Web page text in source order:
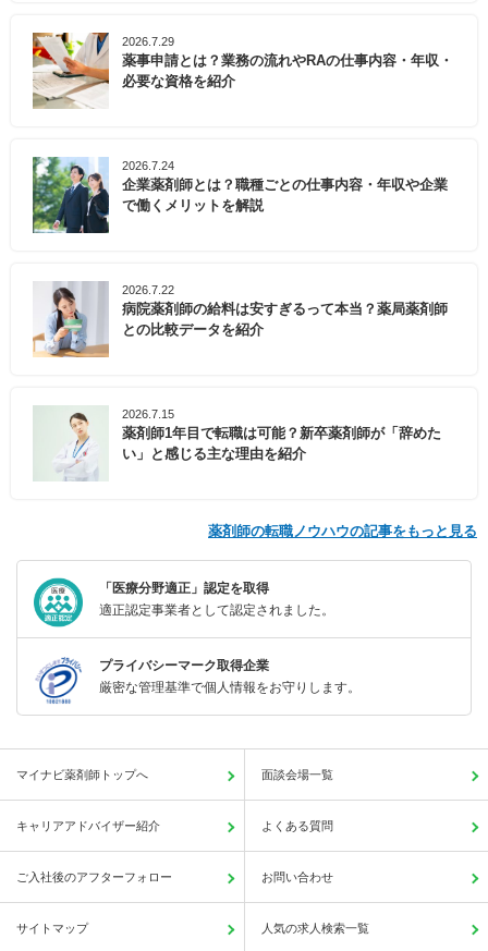
2026.7.29
薬事申請とは？業務の流れやRAの仕事内容・年収・
必要な資格を紹介
2026.7.24
企業薬剤師とは？職種ごとの仕事内容・年収や企業
で働くメリットを解説
2026.7.22
病院薬剤師の給料は安すぎるって本当？薬局薬剤師
との比較データを紹介
2026.7.15
薬剤師1年目で転職は可能？新卒薬剤師が「辞めた
い」と感じる主な理由を紹介
薬剤師の転職ノウハウの記事をもっと見る
「医療分野適正」認定を取得
適正認定事業者として認定されました。
プライバシーマーク取得企業
厳密な管理基準で個人情報をお守りします。
マイナビ薬剤師トップへ 面談会場一覧
キャリアアドバイザー紹介 よくある質問
ご入社後のアフターフォロー お問い合わせ
サイトマップ 人気の求人検索一覧